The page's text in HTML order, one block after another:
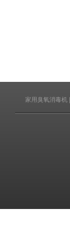
家用臭氧消毒机